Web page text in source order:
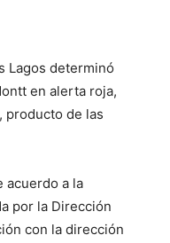
Lagos determinó
en alerta roja,
producto de las
acuerdo a la
por la Dirección
con la dirección